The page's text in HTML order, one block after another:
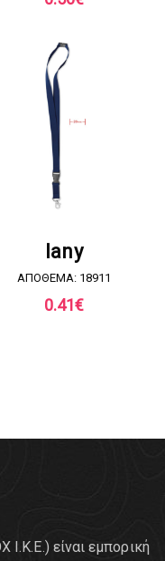
lany
ΑΠΟΘΕΜΑ: 18911
0.41€
Ι.Κ.Ε.) είναι εμπορική